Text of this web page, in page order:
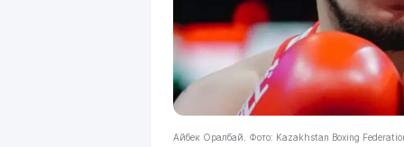
Айбек Оралбай. Фото: Kazakhstan Boxing